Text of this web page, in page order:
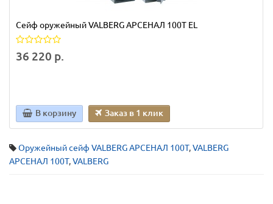
Сейф оружейный VALBERG АРСЕНАЛ 100Т EL
36 220 р.
В корзину Заказ в 1 клик
Оружейный сейф VALBERG АРСЕНАЛ 100Т,VALBERG
АРСЕНАЛ 100Т,VALBERG